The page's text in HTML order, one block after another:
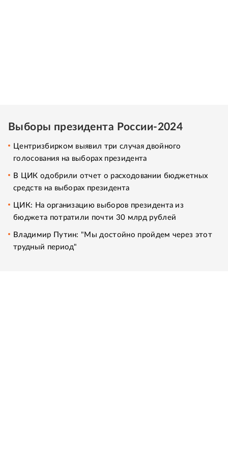
Выборы президента России-2024
Центризбирком выявил три случая двойного
голосования на выборах президента
В ЦИК одобрили отчет о расходовании бюджетных
средств на выборах президента
ЦИК: На организацию выборов президента из
бюджета потратили почти 30 млрд рублей
Владимир Путин: "Мы достойно пройдем через этот
трудный период"